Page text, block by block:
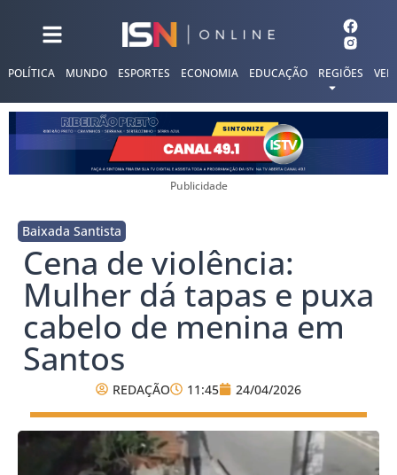
POLÍTICA MUNDO ESPORTES ECONOMIA EDUCAÇÃO REGIÕES
Publicidade
Baixada Santista
Cena de violência:
Mulher dá tapas e puxa
cabelo de menina em
Santos
REDAÇÃO 11:45 24/04/2026